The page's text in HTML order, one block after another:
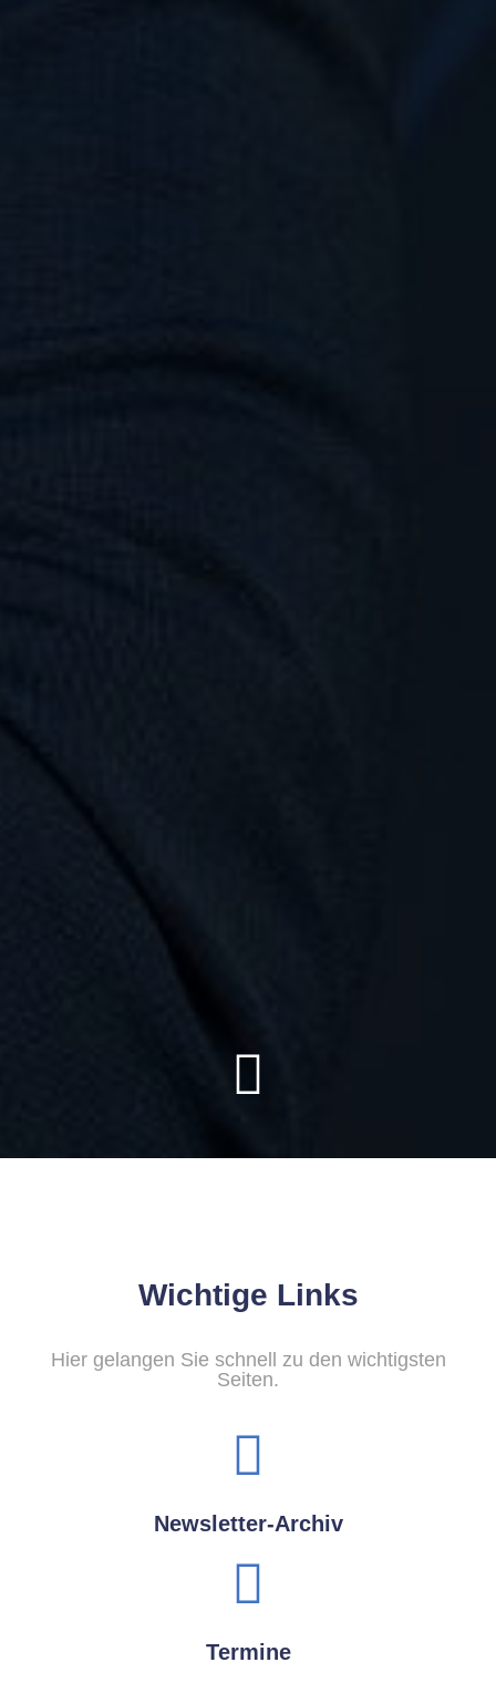
Wichtige Links
Hier gelangen Sie schnell zu den wichtigsten
Seiten.
Newsletter-Archiv
Termine